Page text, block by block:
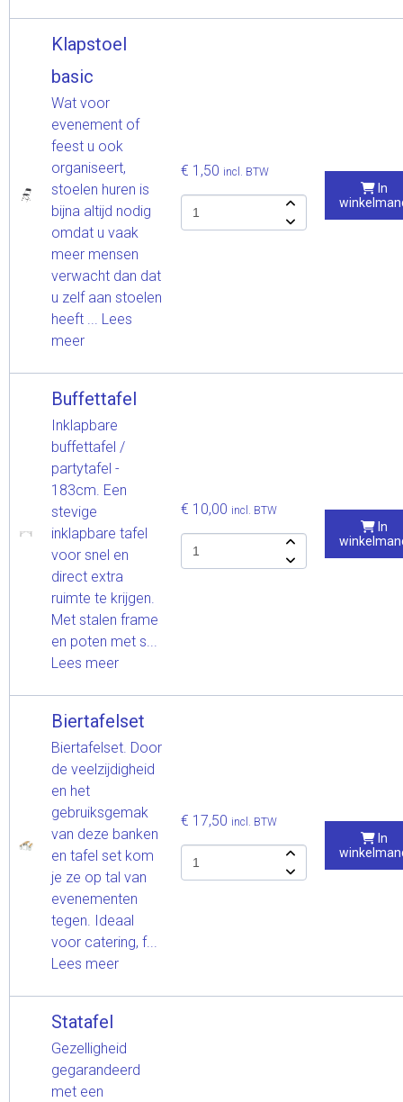
Klapstoel
basic
Wat voor
evenement of
feest u ook
organiseert,
stoelen huren is
bijna altijd nodig
omdat u vaak
meer mensen
verwacht dan dat
u zelf aan stoelen
heeft ... Lees
meer
€ 1,50 incl. BTW
In
Buffettafel
Inklapbare
buffettafel /
partytafel -
183cm. Een
stevige
inklapbare tafel
voor snel en
direct extra
ruimte te krijgen.
Met stalen frame
en poten met s...
Lees meer
€ 10,00 incl. BTW
In
Biertafelset
Biertafelset. Door
de veelzijdigheid
en het
gebruiksgemak
van deze banken
en tafel set kom
je ze op tal van
evenementen
tegen. Ideaal
voor catering, f...
Lees meer
€ 17,50 incl. BTW
In
Statafel
Gezelligheid
gegarandeerd
met een